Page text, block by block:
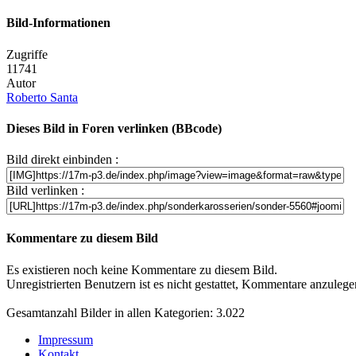
Bild-Informationen
Zugriffe
11741
Autor
Roberto Santa
Dieses Bild in Foren verlinken (BBcode)
Bild direkt einbinden :
Bild verlinken :
Kommentare zu diesem Bild
Es existieren noch keine Kommentare zu diesem Bild.
Unregistrierten Benutzern ist es nicht gestattet, Kommentare
Gesamtanzahl Bilder in allen Kategorien: 3.022
Impressum